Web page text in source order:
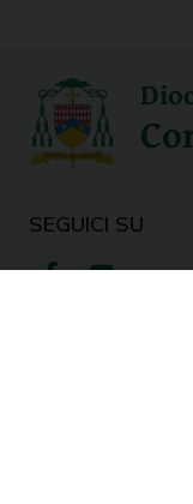
SEGUICI SU